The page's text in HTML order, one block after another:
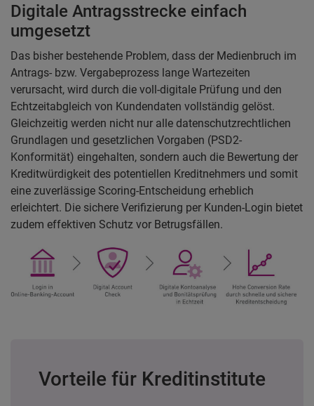
Digitale Antragsstrecke einfach
umgesetzt
Das bisher bestehende Problem, dass der Medienbruch im
Antrags- bzw. Vergabeprozess lange Wartezeiten
verursacht, wird durch die voll-digitale Prüfung und den
Echtzeitabgleich von Kundendaten vollständig gelöst.
Gleichzeitig werden nicht nur alle datenschutzrechtlichen
Grundlagen und gesetzlichen Vorgaben (PSD2-
Konformität) eingehalten, sondern auch die Bewertung der
Kreditwürdigkeit des potentiellen Kreditnehmers und somit
eine zuverlässige Scoring-Entscheidung erheblich
erleichtert. Die sichere Verifizierung per Kunden-Login bietet
zudem effektiven Schutz vor Betrugsfällen.
Vorteile für Kreditinstitute